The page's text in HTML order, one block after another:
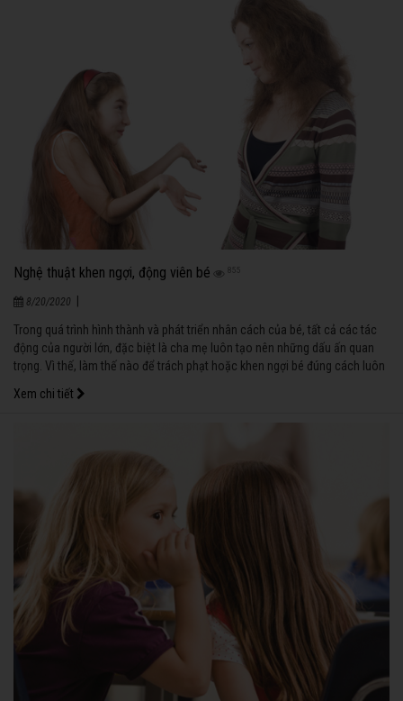
Nghệ thuật khen ngợi, động viên bé 855
8/20/2020
Trong quá trình hình thành và phát triển nhân cách của bé, tất cả các tác
động của người lớn, đặc biệt là cha mẹ luôn tạo nên những dấu ấn quan
trọng. Vì thế, làm thế nào để trách phạt hoặc khen ngợi bé đúng cách luôn
thu hút sự quan tâm của các bậc phụ huynh. Đừng cho rằng chỉ khi trách
phạt mới cần cân nhắc! Khi khen ngợi không đúng cách, hệ lụy của nó
Xem chi tiết